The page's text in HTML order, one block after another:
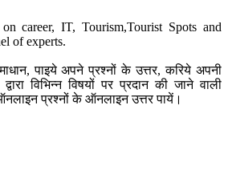
career, IT, Tourism,Tourist Spots and
of experts.
पाइये अपने प्रश्नों के उत्तर, करिये अपनी
विभिन्न विषयों पर प्रदान की जाने वाली
प्रश्नों के ऑनलाइन उत्तर पायें।